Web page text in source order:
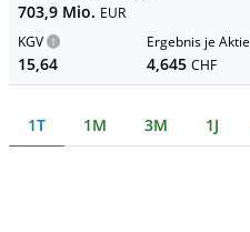
703,9 Mio. EUR
KGV
15,64
Ergebnis je Aktie
4,645 CHF
1T 1M 3M 1J